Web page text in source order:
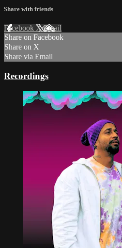
Share with friends
Facebook XEmail
Share on Facebook
Share on X
Share via Email
Recordings